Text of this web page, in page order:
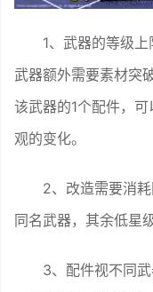
1、武器的等级
武器额外需要素材突
该武器的1个配件，
观的变化。
2、改造需要消
同名武器，其余低星
3、配件视不同